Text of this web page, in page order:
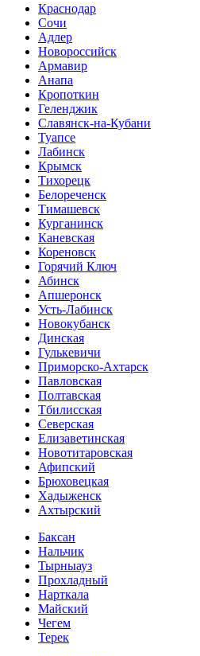
Краснодар
Сочи
Адлер
Новороссийск
Армавир
Анапа
Кропоткин
Геленджик
Славянск-на-Кубани
Туапсе
Лабинск
Крымск
Тихорецк
Белореченск
Тимашевск
Курганинск
Каневская
Кореновск
Горячий Ключ
Абинск
Апшеронск
Усть-Лабинск
Новокубанск
Динская
Гулькевичи
Приморско-Ахтарск
Павловская
Полтавская
Тбилисская
Северская
Елизаветинская
Новотитаровская
Афипский
Брюховецкая
Хадыженск
Ахтырский
Баксан
Нальчик
Тырныауз
Прохладный
Нарткала
Майский
Чегем
Терек